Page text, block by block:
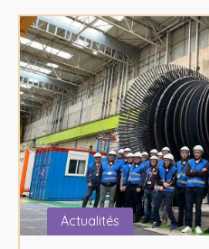
Actualités